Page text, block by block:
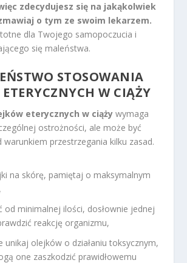
zdecydujesz się na jakąkolwiek
o tym ze swoim lekarzem.
dla Twojego samopoczucia i
się maleństwa.
STOSOWANIA
ETERYCZNYCH W CIĄŻY
eterycznych w ciąży wymaga
ostrożności, ale może być
warunkiem przestrzegania kilku zasad.
na skórę, pamiętaj o maksymalnym
,
od minimalnej ilości, dosłownie jednej
reakcję organizmu,
unikaj olejków o działaniu toksycznym,
one zaszkodzić prawidłowemu